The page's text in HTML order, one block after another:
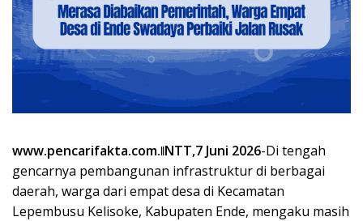
www.pencarifakta.com.ǁNTT,7 Juni 2026-Di tengah
gencarnya pembangunan infrastruktur di berbagai
daerah, warga dari empat desa di Kecamatan
Lepembusu Kelisoke, Kabupaten Ende, mengaku masih